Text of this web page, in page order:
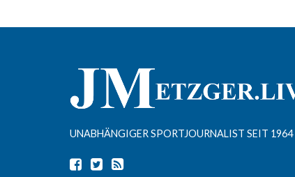
UNABHÄNGIGER SPORTJOURNALIST SEIT 1964